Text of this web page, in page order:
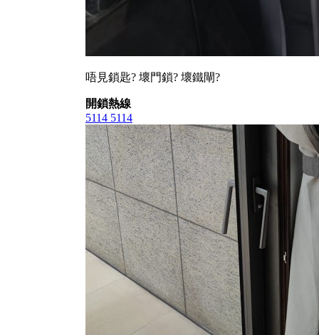
唔見鎖匙? 壞門鎖? 壞鐵閘?
開鎖熱線
5114 5114